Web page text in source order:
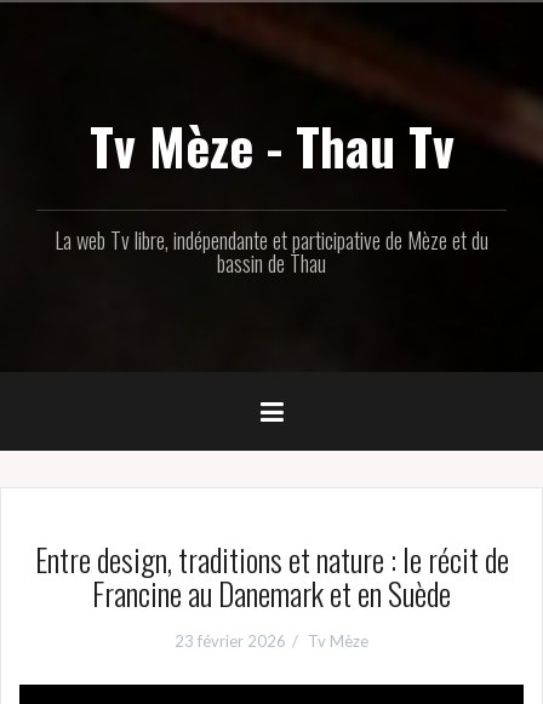
Tv Mèze - Thau Tv
La web Tv libre, indépendante et participative de Mèze et du
bassin de Thau
Entre design, traditions et nature : le récit de
Francine au Danemark et en Suède
23 février 2026 Tv Mèze